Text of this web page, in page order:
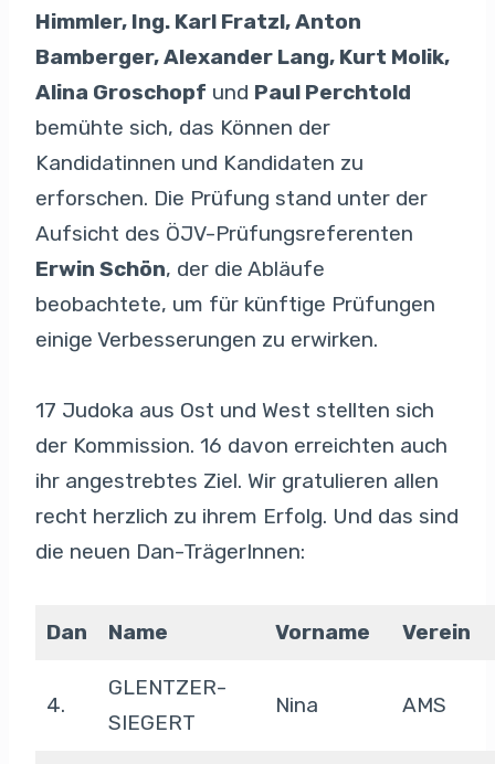
Himmler, Ing. Karl Fratzl, Anton
Bamberger, Alexander Lang, Kurt Molik,
Alina Groschopf und Paul Perchtold
bemühte sich, das Können der
Kandidatinnen und Kandidaten zu
erforschen. Die Prüfung stand unter der
Aufsicht des ÖJV-Prüfungsreferenten
Erwin Schön, der die Abläufe
beobachtete, um für künftige Prüfungen
einige Verbesserungen zu erwirken.
17 Judoka aus Ost und West stellten sich
der Kommission. 16 davon erreichten auch
ihr angestrebtes Ziel. Wir gratulieren allen
recht herzlich zu ihrem Erfolg. Und das sind
die neuen Dan-TrägerInnen:
Dan Name Vorname Verein
4.
GLENTZER-
SIEGERT
Nina AMS